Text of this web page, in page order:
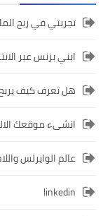
تجربتي في ربح
ابني بزنس عبر
هل تعرف كيف يربح
انشىء موقعك
عالم الوايرلس
linkedin